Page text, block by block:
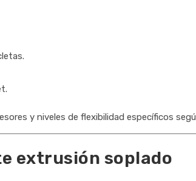
y niveles de flexibilidad específicos
extrusión soplado